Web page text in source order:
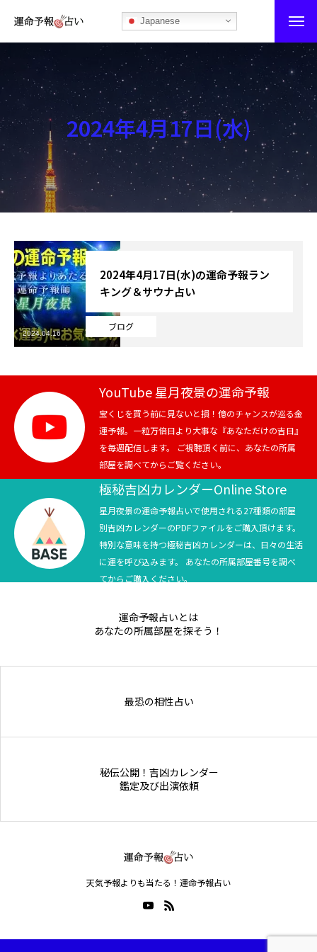
Japanese
運命予報占い
運命予報占いとは
あなたの所属部屋を探そう！
最恐の相性占い
秘伝公開！吉凶カレンダー
記事カテゴリー
ブログ
お知らせ
芸能界
テニス
スポーツ
競馬
テニス四大大会・五輪
テニス四大大会・五輪
2024年4月17日(水)
ブログ
2024年4月17日(水)の運命予報ラン
キング＆サウナ占い
2024.04.16
YouTube 星月夜景の運命予報
宝くじを買う前に見ないと損！億のチャンスが巡る金
運予報。一粒万倍日より大事な『あなただけの吉日』
を毎週配信します。 ご視聴頂く前に、あなたの所属
部屋を調べてからご覧ください。
極秘吉凶カレンダーOnline Store
星月夜景の運命予報占いで使用される27種類の部屋
別吉凶カレンダーのPDFファイルをご購入頂けます。
特別な意味を持つ極秘吉凶カレンダーは、日々の生活
に運を呼び込みます。 あなたの所属部屋番号を調べ
てからご購入ください。
運命予報占いとは
あなたの所属部屋を探そう！
最恐の相性占い
秘伝公開！吉凶カレンダー
鑑定及び出演依頼
天気予報よりも当たる！運命予報占い